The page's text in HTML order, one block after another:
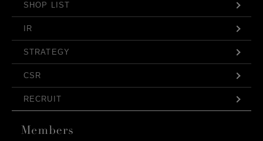
SHOP LIST
IR
STRATEGY
CSR
RECRUIT